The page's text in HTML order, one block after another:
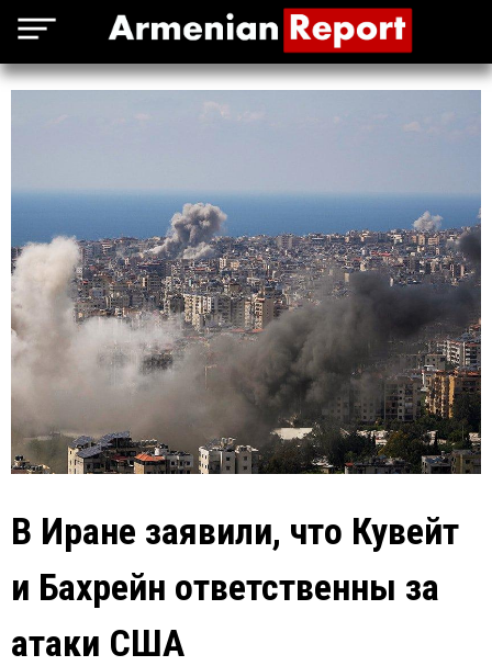
В Иране заявили, что Кувейт
и Бахрейн ответственны за
атаки США